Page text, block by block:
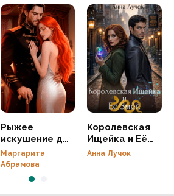
Рыжее
искушение для
генерала
Дракона
Маргарита
Абрамова
Королевская
Ищейка и Её
Змей
Анна Лучок